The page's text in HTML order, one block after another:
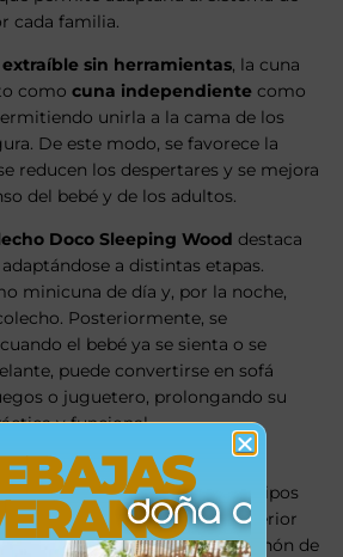
cada familia.
sin herramientas, la cuna
como cuna independiente como
unirla a la cama de los
De este modo, se favorece la
reducen los despertares y se mejora
del bebé y de los adultos.
Doco Sleeping Wood destaca
adaptándose a distintas etapas.
minicuna de día y, por la noche,
Posteriormente, se
el bebé ya se sienta o se
puede convertirse en sofá
o juguetero, prolongando su
y funcional.
de madera extensible con 6
, permite ajustarla a distintos tipos
el suelo hasta la parte superior
entre20 y 55 cm(con colchón de